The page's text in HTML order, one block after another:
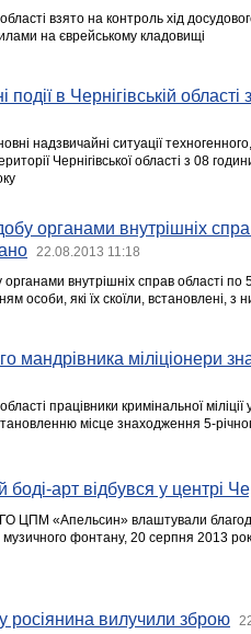
взято на контроль хід
на єврейському кладовищі
події в Чернігівській
надзвичайні ситуації
Чернігівської області з 08
органами внутрішніх
22.08.2013 11:18
внутрішніх справ області по
особи, які їх скоїли, встановлені, з
мандрівника міліціонери
області працівники кримінальної
місце знаходження 5-
боді-арт відбувся у центрі
ЦПМ «Апельсин» влаштували
музичного фонтану, 20 серпня 2013
росіянина вилучили зброю